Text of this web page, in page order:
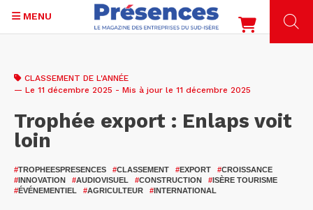
contenu
MENU
CLASSEMENT DE L'ANNÉE
— Le 11 décembre 2025 - Mis à jour le 11 décembre 2025
Trophée export : Enlaps voit
loin
#TROPHEESPRESENCES #CLASSEMENT #EXPORT #CROISSANCE
#INNOVATION #AUDIOVISUEL #CONSTRUCTION #ISÈRE TOURISME
#ÉVÉNEMENTIEL #AGRICULTEUR #INTERNATIONAL